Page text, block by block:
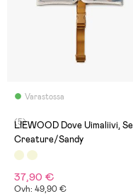
Varastossa
(5)
LIEWOOD Dove Uimaliivi,
Creature/Sandy
37,90 €
Ovh: 49,90 €